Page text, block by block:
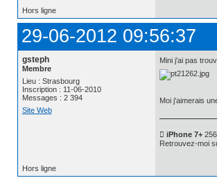
Hors ligne
29-06-2012 09:56:37
gsteph
Membre
Lieu : Strasbourg
Inscription : 11-06-2010
Messages : 2 394
Site Web
Mini j'ai pas
Moi j'aimerais
 iPhone 7+
Retrouvez-moi
Hors ligne